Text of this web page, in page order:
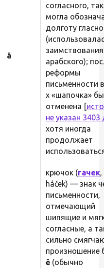
â
согласного,
могла
долготу
арабского);
реформы
письменности
х «шапочка»
отменена [
не указан 3403
хотя иногда
продолжает
крючок (гачек,
háček) — знак
письменности,
отмечающий
шипящие и
согласные, а
сильно
произношение
ě (обычно